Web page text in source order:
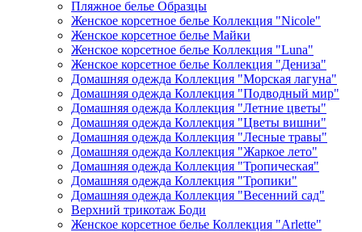
Пляжное белье Образцы
Женское корсетное белье Коллекция "Nicole"
Женское корсетное белье Майки
Женское корсетное белье Коллекция "Luna"
Женское корсетное белье Коллекция "Дениза"
Домашняя одежда Коллекция "Морская лагуна"
Домашняя одежда Коллекция "Подводный мир"
Домашняя одежда Коллекция "Летние цветы"
Домашняя одежда Коллекция "Цветы вишни"
Домашняя одежда Коллекция "Лесные травы"
Домашняя одежда Коллекция "Жаркое лето"
Домашняя одежда Коллекция "Тропическая"
Домашняя одежда Коллекция "Тропики"
Домашняя одежда Коллекция "Весенний сад"
Верхний трикотаж Боди
Женское корсетное белье Коллекция "Arlette"